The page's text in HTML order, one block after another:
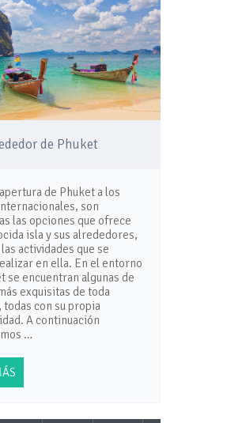
de Phuket
de Phuket a los
son
las opciones que ofrece
isla y sus alrededores,
actividades que se
en ella. En el entorno
se encuentran algunas de
exquisitas de toda
todas con su propia
A continuación
…